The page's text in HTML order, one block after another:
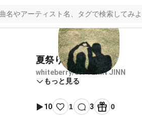
夏祭り コラボ済み
whiteberry/JITTERIN'JINN
もっと見る
10 1 3 0